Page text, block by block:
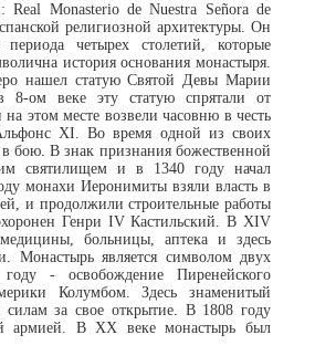
Real Monasterio de Nuestra Señora de
религиозной архитектуры. Он
четырех столетий, которые
история основания монастыря.
нашел статую Святой Девы Марии
8-ом веке эту статую спрятали от
этом месте возвели часовню в честь
XI. Во время одной из своих
В знак признания божественной
святилищем и в 1340 году начал
монахи Иеронимиты взяли власть в
и продолжили строительные работы
Генри IV Кастильский. В XIV
больницы, аптека и здесь
Монастырь является символом двух
- освобождение Пиренейского
Колумбом. Здесь знаменитый
силам за свое открытие. В 1808 году
армией. В XX веке монастырь был